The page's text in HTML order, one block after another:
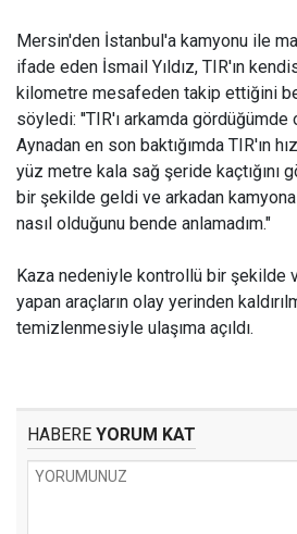
Mersin'den İstanbul'a kamyonu ile
ifade eden İsmail Yıldız, TIR'ın
kilometre mesafeden takip ettiğini
söyledi: ''TIR'ı arkamda
Aynadan en son baktığımda TIR'ın
yüz metre kala sağ şeride kaçtığını
bir şekilde geldi ve arkadan kamyona
nasıl olduğunu bende anlamadım."
Kaza nedeniyle kontrollü bir şekilde
yapan araçların olay yerinden
temizlenmesiyle ulaşıma açıldı.
HABERE YORUM KAT